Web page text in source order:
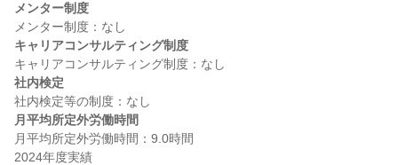
メンター制度
キャリアコンサルティング制度
社内検定
月平均所定外労働時間
月平均所定外労働時間：9.0時間